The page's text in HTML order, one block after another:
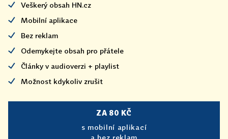
Veškerý obsah HN.cz
Mobilní aplikace
Bez reklam
Odemykejte obsah pro přátele
Články v audioverzi + playlist
Možnost kdykoliv zrušit
ZA 80 KČ
s mobilní aplikací
a bez reklam